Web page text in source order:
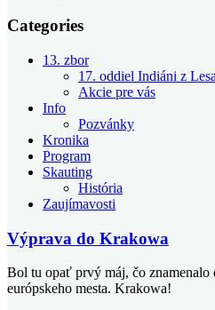
Categories
13. zbor
17. oddiel Indiáni z Lesa
Akcie pre vás
Info
Pozvánky
Kronika
Program
Skauting
História
Zaujímavosti
Výprava do Krakowa
Bol tu opať prvý máj, čo znamenalo
európskeho mesta. Krakowa!